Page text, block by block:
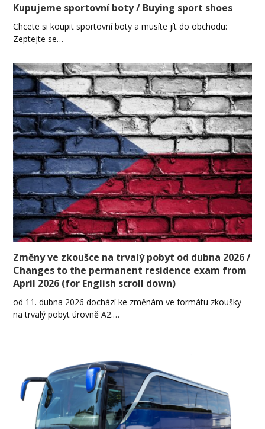
Kupujeme sportovní boty / Buying sport shoes
Chcete si koupit sportovní boty a musíte jít do obchodu:
Zeptejte se…
Změny ve zkoušce na trvalý pobyt od dubna 2026 /
Changes to the permanent residence exam from
April 2026 (for English scroll down)
od 11. dubna 2026 dochází ke změnám ve formátu zkoušky
na trvalý pobyt úrovně A2.…